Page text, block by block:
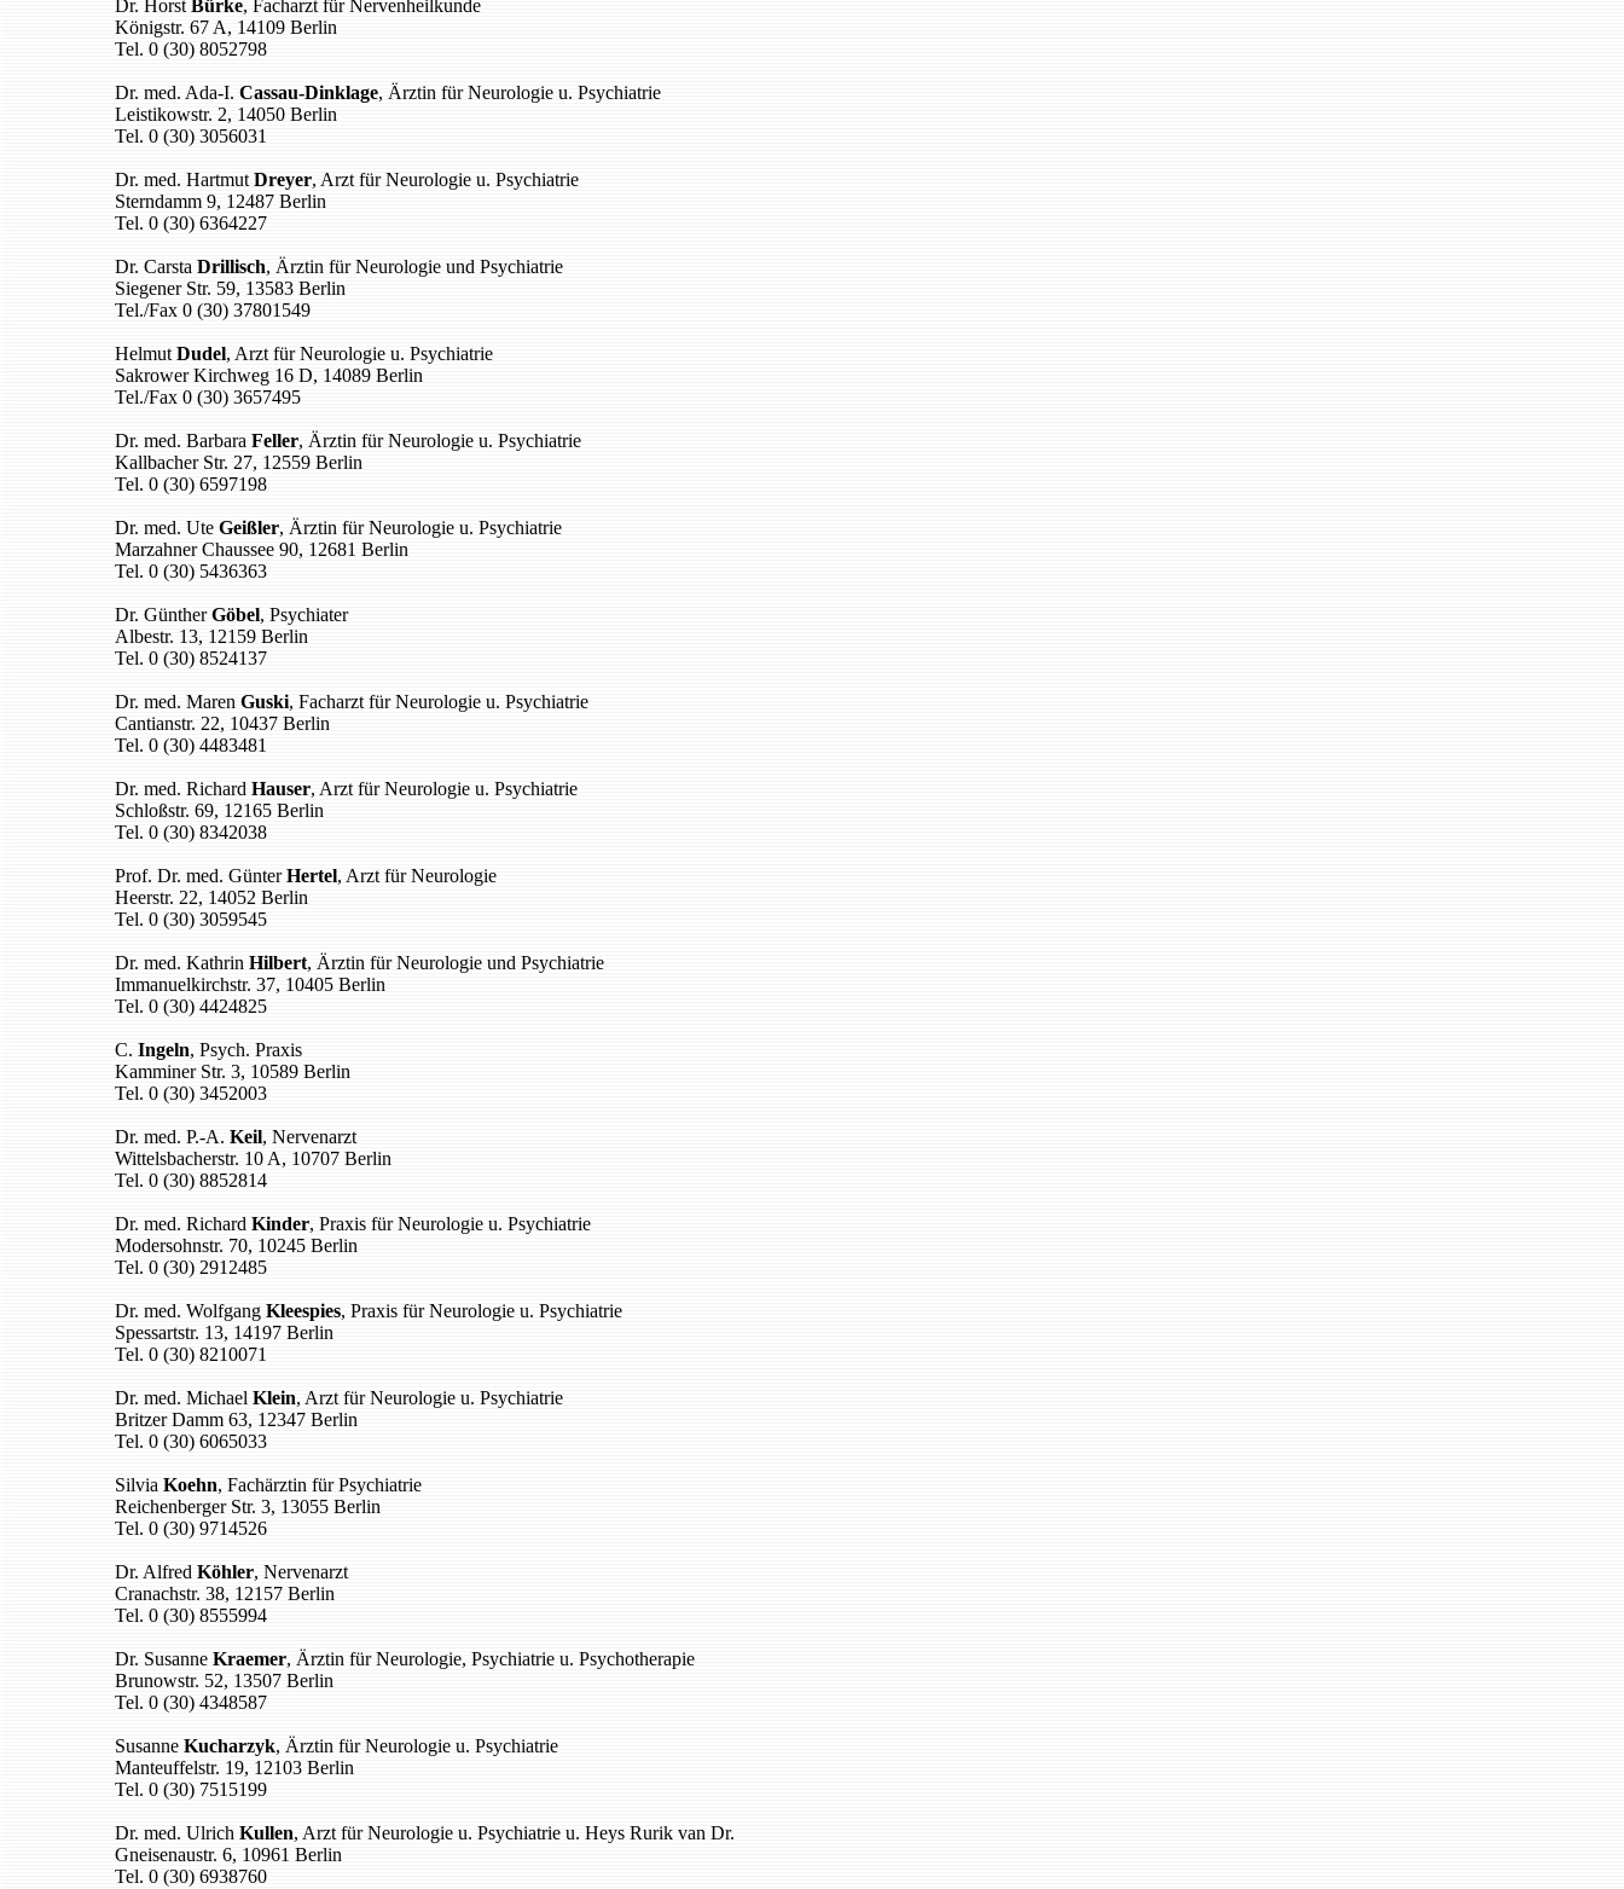
Dr. Horst Bürke, Facharzt für Nervenheilkunde
Königstr. 67 A, 14109 Berlin
Tel. 0 (30) 8052798
Dr. med. Ada-I. Cassau-Dinklage, Ärztin für Neurologie u. Psychiatrie
Leistikowstr. 2, 14050 Berlin
Tel. 0 (30) 3056031
Dr. med. Hartmut Dreyer, Arzt für Neurologie u. Psychiatrie
Sterndamm 9, 12487 Berlin
Tel. 0 (30) 6364227
Dr. Carsta Drillisch, Ärztin für Neurologie und Psychiatrie
Siegener Str. 59, 13583 Berlin
Tel./Fax 0 (30) 37801549
Helmut Dudel, Arzt für Neurologie u. Psychiatrie
Sakrower Kirchweg 16 D, 14089 Berlin
Tel./Fax 0 (30) 3657495
Dr. med. Barbara Feller, Ärztin für Neurologie u. Psychiatrie
Kallbacher Str. 27, 12559 Berlin
Tel. 0 (30) 6597198
Dr. med. Ute Geißler, Ärztin für Neurologie u. Psychiatrie
Marzahner Chaussee 90, 12681 Berlin
Tel. 0 (30) 5436363
Dr. GüntherGöbel, Psychiater
Albestr. 13, 12159 Berlin
Tel. 0 (30) 8524137
Dr. med. Maren Guski, Facharzt für Neurologie u. Psychiatrie
Cantianstr. 22, 10437 Berlin
Tel. 0 (30) 4483481
Dr. med. Richard Hauser, Arzt für Neurologie u. Psychiatrie
Schloßstr. 69, 12165 Berlin
Tel. 0 (30) 8342038
Prof. Dr. med. GünterHertel, Arzt für Neurologie
Heerstr. 22, 14052 Berlin
Tel. 0 (30) 3059545
Dr. med. Kathrin Hilbert, Ärztin für Neurologie und Psychiatrie
Immanuelkirchstr. 37, 10405 Berlin
Tel. 0 (30) 4424825
C. Ingeln, Psych. Praxis
Kamminer Str. 3, 10589 Berlin
Tel. 0 (30) 3452003
Dr. med. P.-A. Keil, Nervenarzt
Wittelsbacherstr. 10 A, 10707 Berlin
Tel. 0 (30) 8852814
Dr. med. Richard Kinder, Praxis für Neurologie u. Psychiatrie
Modersohnstr. 70, 10245 Berlin
Tel. 0 (30) 2912485
Dr. med. Wolfgang Kleespies, Praxis für Neurologie u. Psychiatrie
Spessartstr. 13, 14197 Berlin
Tel. 0 (30) 8210071
Dr. med. Michael Klein, Arzt für Neurologie u. Psychiatrie
Britzer Damm 63, 12347 Berlin
Tel. 0 (30) 6065033
Silvia Koehn, Fachärztin für Psychiatrie
Reichenberger Str. 3, 13055 Berlin
Tel. 0 (30) 9714526
Dr. Alfred Köhler, Nervenarzt
Cranachstr. 38, 12157 Berlin
Tel. 0 (30) 8555994
Dr. Susanne Kraemer, Ärztin für Neurologie, Psychiatrie u. Psychotherapie
Brunowstr. 52, 13507 Berlin
Tel. 0 (30) 4348587
Susanne Kucharzyk, Ärztin für Neurologie u. Psychiatrie
Manteuffelstr. 19, 12103 Berlin
Tel. 0 (30) 7515199
Dr. med. Ulrich Kullen, Arzt für Neurologie u. Psychiatrie u. Heys Rurik van Dr.
Gneisenaustr. 6, 10961 Berlin
Tel. 0 (30) 6938760